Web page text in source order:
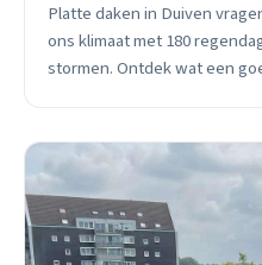
Platte daken in Duiven
ons klimaat met 180
stormen. Ontdek wat een